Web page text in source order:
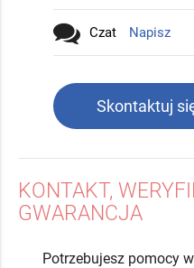
Czat Napisz
Skontaktuj
KONTAKT,
GWARANCJA
Potrzebujesz pomocy